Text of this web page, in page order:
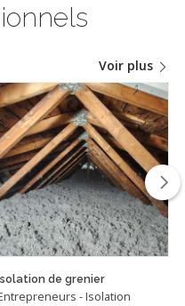
Voir plus
de grenier
- Isolation